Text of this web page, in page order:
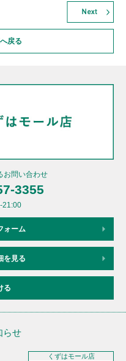
戻る
お問い合わせ
3355
21:00
ォーム
を見る
る
らせ
くずはモール店